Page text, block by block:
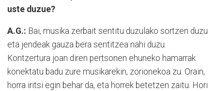
uste duzue?
A.G.: Bai, musika zerbait sentitu duzulako sortzen duzu
eta jendeak gauza bera sentitzea nahi duzu.
Kontzertura joan diren pertsonen ehuneko hamarrak
konektatu badu zure musikarekin, zorionekoa zu. Orain,
horra iritsi egin behar da, eta horrek betetzen zaitu. Hori